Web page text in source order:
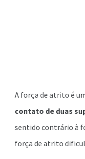
A força de atrito é
contato de duas
sentido contrário à
força de atrito